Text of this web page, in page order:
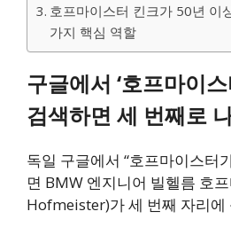
호프마이스터 킨크가 50년 이
가지 핵심 역할
구글에서 ‘호프마이
검색하면 세 번째로
독일 구글에서 “호프마이스터
면 BMW 엔지니어 빌헬름 호
Hofmeister)가 세 번째 자리에